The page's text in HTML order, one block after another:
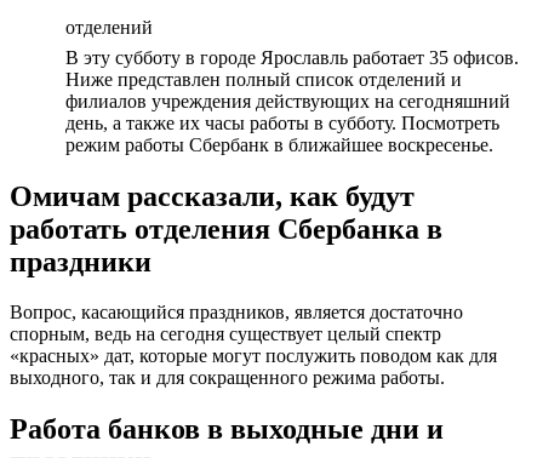
отделений
В эту субботу в городе Ярославль работает 35 офисов.
Ниже представлен полный список отделений и
филиалов учреждения действующих на сегодняшний
день, а также их часы работы в субботу. Посмотреть
режим работы Сбербанк в ближайшее воскресенье.
Омичам рассказали, как будут
работать отделения Сбербанка в
праздники
Вопрос, касающийся праздников, является достаточно
спорным, ведь на сегодня существует целый спектр
«красных» дат, которые могут послужить поводом как для
выходного, так и для сокращенного режима работы.
Работа банков в выходные дни и